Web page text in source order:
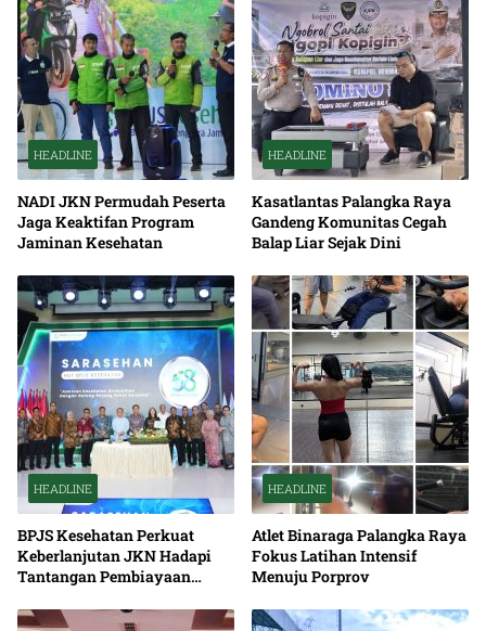
HEADLINE
NADI JKN Permudah Peserta
Jaga Keaktifan Program
Jaminan Kesehatan
HEADLINE
Kasatlantas Palangka Raya
Gandeng Komunitas Cegah
Balap Liar Sejak Dini
HEADLINE
BPJS Kesehatan Perkuat
Keberlanjutan JKN Hadapi
Tantangan Pembiayaan
HEADLINE
Atlet Binaraga Palangka Raya
Fokus Latihan Intensif
Menuju Porprov